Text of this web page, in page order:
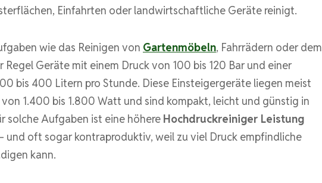
Einfahrten oder landwirtschaftliche Geräte reinigt.
wie das Reinigen von Gartenmöbeln, Fahrrädern oder dem
Geräte mit einem Druck von 100 bis 120 Bar und einer
bis 400 Litern pro Stunde. Diese Einsteigergeräte liegen meist
1.400 bis 1.800 Watt und sind kompakt, leicht und günstig in
solche Aufgaben ist eine höhere Hochdruckreiniger Leistung
und oft sogar kontraproduktiv, weil zu viel Druck empfindliche
kann.